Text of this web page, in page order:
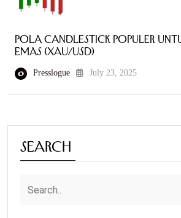
Pola Candlestick Populer
Emas (XAU/USD)
Presslogue July 23, 2025
Search